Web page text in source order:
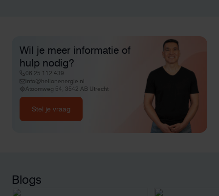
Wil je meer informatie of
hulp nodig?
06 25 112 439
info@helionenergie.nl
Atoomweg 54, 3542 AB Utrecht
Stel je vraag
Blogs